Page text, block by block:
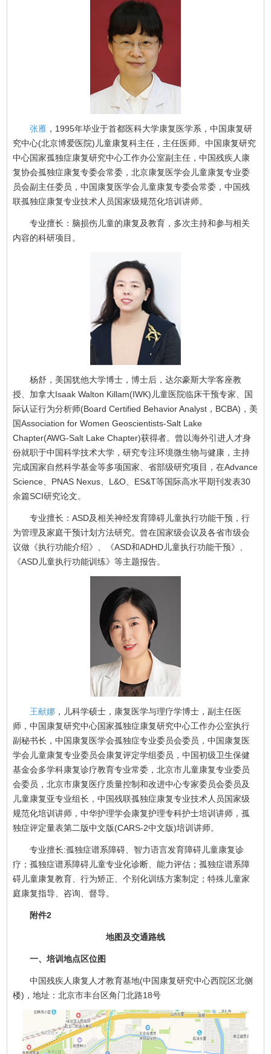
张雁 ，1995年毕业于首都医科大学康复医学系，中国康复研
究中心(北京博爱医院)儿童康复科主任，主任医师。中国康复研究
中心国家孤独症康复研究中心工作办公室副主任，中国残疾人康
复协会孤独症康复专委会常委，北京康复医学会儿童康复专业委
员会副主任委员，中国康复医学会儿童康复专委会常委，中国残
联孤独症康复专业技术人员国家级规范化培训讲师。
专业擅长：脑损伤儿童的康复及教育，多次主持和参与相关
内容的科研项目。
杨舒，美国犹他大学博士，博士后，达尔豪斯大学客座教
授、加拿大Isaak Walton Killam(IWK)儿童医院临床干预专家、国
际认证行为分析师(Board Certified Behavior Analyst，BCBA)，美
国Association for Women Geoscientists-Salt Lake
Chapter(AWG-Salt Lake Chapter)获得者。曾以海外引进人才身
份就职于中国科学技术大学，研究专注环境微生物与健康，主持
完成国家自然科学基金等多项国家、省部级研究项目，在Advance
Science、PNAS Nexus、L&O、ES&T等国际高水平期刊发表30
余篇SCI研究论文。
专业擅长：ASD及相关神经发育障碍儿童执行功能干预，行
为管理及家庭干预计划方法研究。曾在国家级会议及各省市级会
议做《执行功能介绍》、《ASD和ADHD儿童执行功能干预》、
《ASD儿童执行功能训练》等主题报告。
王献娜 ，儿科学硕士，康复医学与理疗学博士，副主任医
师，中国康复研究中心国家孤独症康复研究中心工作办公室执行
副秘书长，中国康复医学会孤独症专业委员会委员，中国康复医
学会儿童康复专业委员会康复评定学组委员，中国初级卫生保健
基金会多学科康复诊疗教育专业常委，北京市儿童康复专业委员
会委员，北京市康复医疗质量控制和改进中心专家委员会委员及
儿童康复亚专业组长，中国残联孤独症康复专业技术人员国家级
规范化培训讲师，中华护理学会康复护理专科护士培训讲师，孤
独症评定量表第二版中文版(CARS-2中文版)培训讲师。
专业擅长:孤独症谱系障碍、智力语言发育障碍儿童康复诊
疗；孤独症谱系障碍儿童专业化诊断、能力评估；孤独症谱系障
碍儿童康复教育、行为矫正、个别化训练方案制定；特殊儿童家
庭康复指导、咨询、督导。
附件2
地图及交通路线
一、培训地点区位图
中国残疾人康复人才教育基地(中国康复研究中心西院区北侧
楼)，地址：北京市丰台区角门北路18号